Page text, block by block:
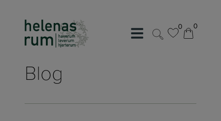
indholdet
0
0 0
0
Blog